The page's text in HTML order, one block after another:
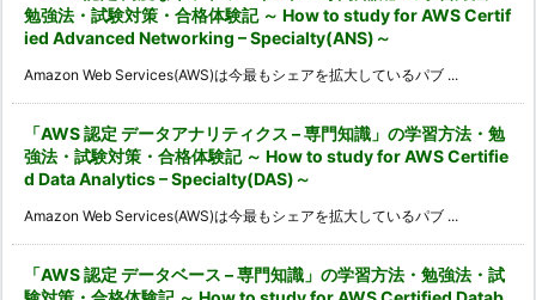
勉強法・試験対策・合格体験記 ～ How to study for AWS Certif
ied Advanced Networking – Specialty(ANS)～
Amazon Web Services(AWS)は今最もシェアを拡大しているパブ ...
「AWS 認定 データアナリティクス – 専門知識」の学習方法・勉
強法・試験対策・合格体験記 ～ How to study for AWS Certifie
d Data Analytics – Specialty(DAS)～
Amazon Web Services(AWS)は今最もシェアを拡大しているパブ ...
「AWS 認定 データベース – 専門知識」の学習方法・勉強法・試